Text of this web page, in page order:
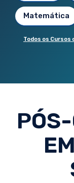
Matemática
Todos os Cursos